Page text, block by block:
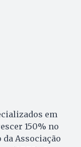
em
150% no
Associação